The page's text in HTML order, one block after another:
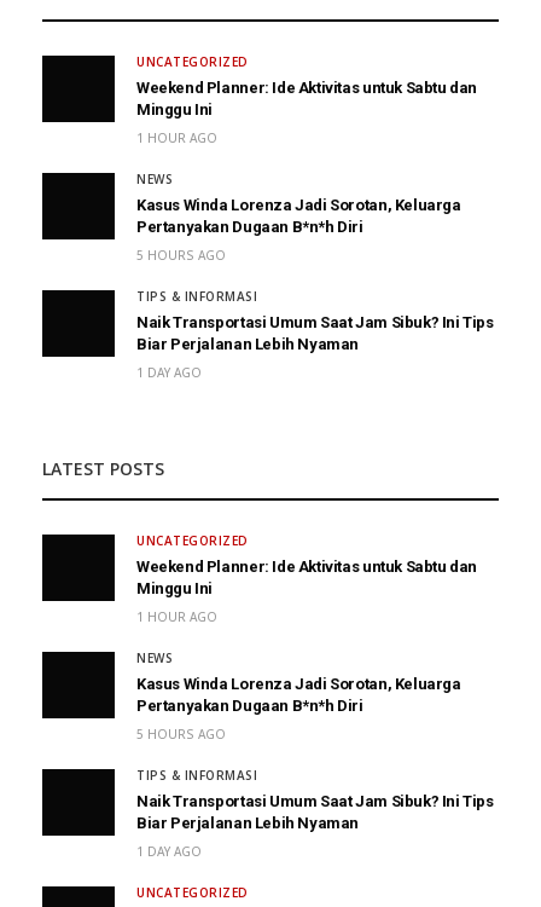
UNCATEGORIZED
Weekend Planner: Ide Aktivitas untuk Sabtu dan
Minggu Ini
1 HOUR AGO
NEWS
Kasus Winda Lorenza Jadi Sorotan, Keluarga
Pertanyakan Dugaan B*n*h Diri
5 HOURS AGO
TIPS & INFORMASI
Naik Transportasi Umum Saat Jam Sibuk? Ini Tips
Biar Perjalanan Lebih Nyaman
1 DAY AGO
LATEST POSTS
UNCATEGORIZED
Weekend Planner: Ide Aktivitas untuk Sabtu dan
Minggu Ini
1 HOUR AGO
NEWS
Kasus Winda Lorenza Jadi Sorotan, Keluarga
Pertanyakan Dugaan B*n*h Diri
5 HOURS AGO
TIPS & INFORMASI
Naik Transportasi Umum Saat Jam Sibuk? Ini Tips
Biar Perjalanan Lebih Nyaman
1 DAY AGO
UNCATEGORIZED